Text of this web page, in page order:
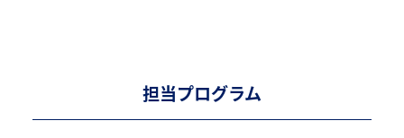
担当プログラム